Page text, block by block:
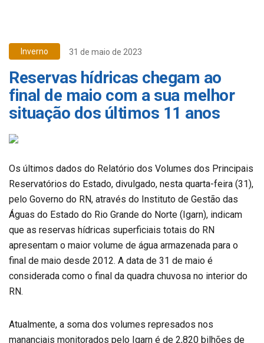
Inverno 31 de maio de 2023
Reservas hídricas chegam ao
final de maio com a sua melhor
situação dos últimos 11 anos
Os últimos dados do Relatório dos Volumes dos Principais
Reservatórios do Estado, divulgado, nesta quarta-feira (31),
pelo Governo do RN, através do Instituto de Gestão das
Águas do Estado do Rio Grande do Norte (Igarn), indicam
que as reservas hídricas superficiais totais do RN
apresentam o maior volume de água armazenada para o
final de maio desde 2012. A data de 31 de maio é
considerada como o final da quadra chuvosa no interior do
RN.
Atualmente, a soma dos volumes represados nos
mananciais monitorados pelo Igarn é de 2,820 bilhões de